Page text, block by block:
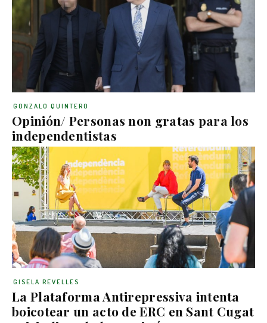
Opinión/ Personas non gratas para los
independentistas
GONZALO QUINTERO
La Plataforma Antirepressiva intenta
boicotear un acto de ERC en Sant Cugat
GISELA REVELLES